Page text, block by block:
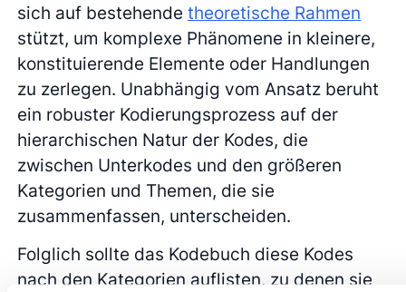
sich auf bestehendetheoretische Rahmen
stützt, um komplexe Phänomene in kleinere,
konstituierende Elemente oder Handlungen
zu zerlegen. Unabhängig vom Ansatz beruht
ein robuster Kodierungsprozess auf der
hierarchischen Natur der Kodes, die
zwischen Unterkodes und den größeren
Kategorien und Themen, die sie
zusammenfassen, unterscheiden.
Folglich sollte das Kodebuch diese Kodes
nach den Kategorien auflisten, zu denen sie